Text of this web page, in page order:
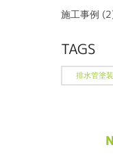
施工事例
TAGS
排水管塗装